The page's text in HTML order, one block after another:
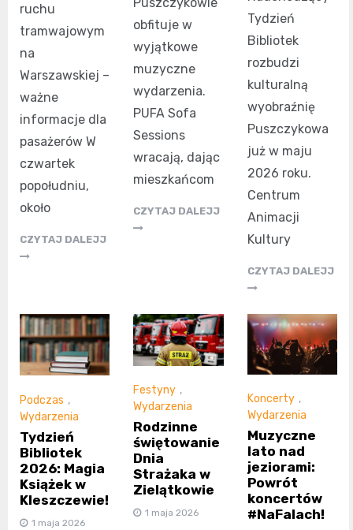
ruchu
tramwajowym
na
Warszawskiej –
ważne
informacje dla
pasażerów W
czwartek
popołudniu,
około
CZYTAJ DALEJJ
Puszczykowie
obfituje w
wyjątkowe
muzyczne
wydarzenia.
PUFA Sofa
Sessions
wracają, dając
mieszkańcom
CZYTAJ DALEJJ
Tydzień
Bibliotek
rozbudzi
kulturalną
wyobraźnię
Puszczykowa
już w maju
2026 roku.
Centrum
Animacji
Kultury
CZYTAJ DALEJJ
Podczas ,
Wydarzenia
Tydzień
Bibliotek
2026: Magia
Książek w
Kleszczewie!
1 maja 2026
Festyny ,
Wydarzenia
Rodzinne
świętowanie
Dnia
Strażaka w
Zielątkowie
1 maja 2026
Koncerty ,
Wydarzenia
Muzyczne
lato nad
jeziorami:
Powrót
koncertów
#NaFalach!